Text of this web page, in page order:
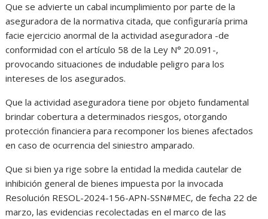
Que se advierte un cabal incumplimiento por parte de la
aseguradora de la normativa citada, que configuraría prima
facie ejercicio anormal de la actividad aseguradora -de
conformidad con el artículo 58 de la Ley N° 20.091-,
provocando situaciones de indudable peligro para los
intereses de los asegurados.
Que la actividad aseguradora tiene por objeto fundamental
brindar cobertura a determinados riesgos, otorgando
protección financiera para recomponer los bienes afectados
en caso de ocurrencia del siniestro amparado.
Que si bien ya rige sobre la entidad la medida cautelar de
inhibición general de bienes impuesta por la invocada
Resolución RESOL-2024-156-APN-SSN#MEC, de fecha 22 de
marzo, las evidencias recolectadas en el marco de las